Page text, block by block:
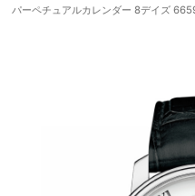
パーペチュアルカレンダー 8デイズ